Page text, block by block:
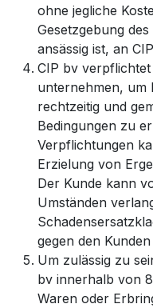
ohne jegliche
Gesetzgebung
ansässig ist, an
CIP bv
unternehmen, um
rechtzeitig und
Bedingungen zu
Verpflichtungen
Erzielung von
Der Kunde kann
Umständen
gegen den
Um zulässig zu
bv innerhalb von
Waren oder